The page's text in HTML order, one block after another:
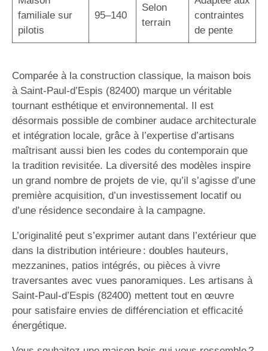
familiale sur
pilotis
95–140
Selon
terrain
contraintes
de pente
Comparée à la construction classique, la maison bois
à Saint-Paul-d’Espis (82400) marque un véritable
tournant esthétique et environnemental. Il est
désormais possible de combiner audace architecturale
et intégration locale, grâce à l’expertise d’artisans
maîtrisant aussi bien les codes du contemporain que
la tradition revisitée. La diversité des modèles inspire
un grand nombre de projets de vie, qu’il s’agisse d’une
première acquisition, d’un investissement locatif ou
d’une résidence secondaire à la campagne.
L’originalité peut s’exprimer autant dans l’extérieur que
dans la distribution intérieure : doubles hauteurs,
mezzanines, patios intégrés, ou pièces à vivre
traversantes avec vues panoramiques. Les artisans à
Saint-Paul-d’Espis (82400) mettent tout en œuvre
pour satisfaire envies de différenciation et efficacité
énergétique.